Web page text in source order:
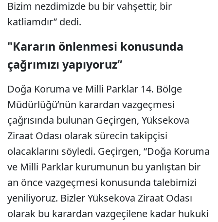
Bizim nezdimizde bu bir vahşettir, bir
katliamdır” dedi.
"Kararın önlenmesi konusunda
çağrımızı yapıyoruz”
Doğa Koruma ve Milli Parklar 14. Bölge
Müdürlüğü’nün karardan vazgeçmesi
çağrısında bulunan Geçirgen, Yüksekova
Ziraat Odası olarak sürecin takipçisi
olacaklarını söyledi. Geçirgen, “Doğa Koruma
ve Milli Parklar kurumunun bu yanlıştan bir
an önce vazgeçmesi konusunda talebimizi
yeniliyoruz. Bizler Yüksekova Ziraat Odası
olarak bu karardan vazgeçilene kadar hukuki